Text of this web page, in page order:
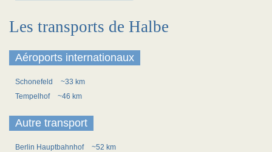
Les transports de Halbe
Aéroports internationaux
Schonefeld
~33 km
Tempelhof
~46 km
Autre transport
Berlin Hauptbahnhof ~52 km